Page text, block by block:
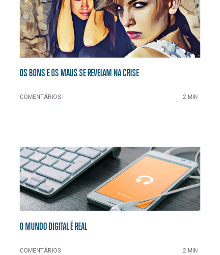
OS BONS E OS MAUS SE REVELAM NA CRISE
COMENTÁRIOS 2 MIN
O MUNDO DIGITAL É REAL
COMENTÁRIOS 2 MIN